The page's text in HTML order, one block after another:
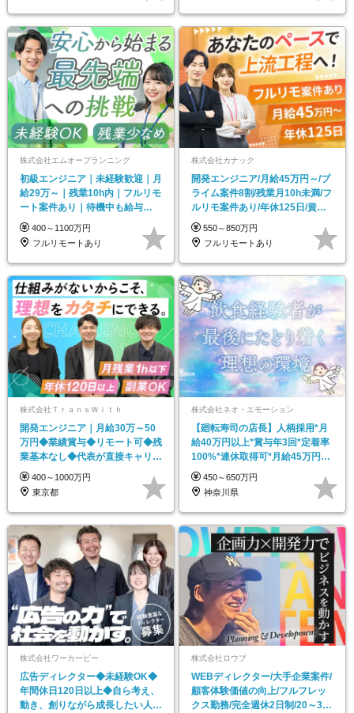
株式会社エムオープランニング
初級エンジニア｜未経験歓迎｜月
給29万～｜残業10h内｜フルリモ
ート案件あり｜待機中も給与
100%支給
400～1100万円
フルリモートあり
株式会社カナック
開発エンジニア/月給45万円～/プ
ライム案件8割/残業月10h未満/フ
ルリモ案件あり/年休125日/資格
支援
550～850万円
フルリモートあり
株式会社ＴｒａｎｓＷｉｔｈ
開発エンジニア｜月給30万～50
万円◆業績賞与◆リモート可◆残
業基本なし◆代表が直接キャリア
設計◆年休120日
400～1000万円
東京都
株式会社ネオ・エモーション
【廻転寿司の店長】人柄採用*月
給40万円以上*賞与年3回*定着率
100%*連休取得可*月給45万円～
も可
450～650万円
神奈川県
株式会社ワーカービー
広告ディレクター◆未経験OK◆
年間休日120日以上◆自ら考え、
動き、創りながら成長したい人！
株式会社ロウプ
WEBディレクター/大手企業案件/
顧客体験価値の向上/フルフレッ
クス勤務/完全週休2日制/20～30